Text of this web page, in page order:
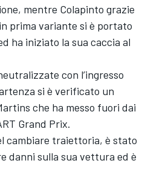
mentre Colapinto grazie
prima variante si è portato
ha iniziato la sua caccia al
con l’ingresso
si è verificato un
che ha messo fuori dai
Grand Prix.
cambiare traiettoria, è stato
danni sulla sua vettura ed è